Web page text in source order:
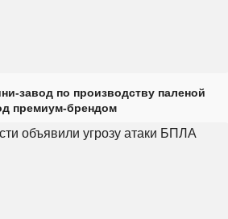
завод по производству паленой
премиум-брендом